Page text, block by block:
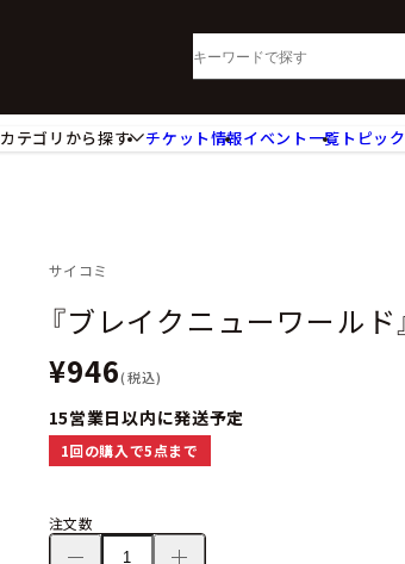
カテゴリから探す
カードスリーブ・カード収納ケース
アパレル小物
アクセ
コミック・小説
チケット情報イベント一覧 トピッ
サイコミ
『ブレイクニューワールド
¥946(税込)
15営業日以内に発送予定
1回の購入で5点まで
注文数